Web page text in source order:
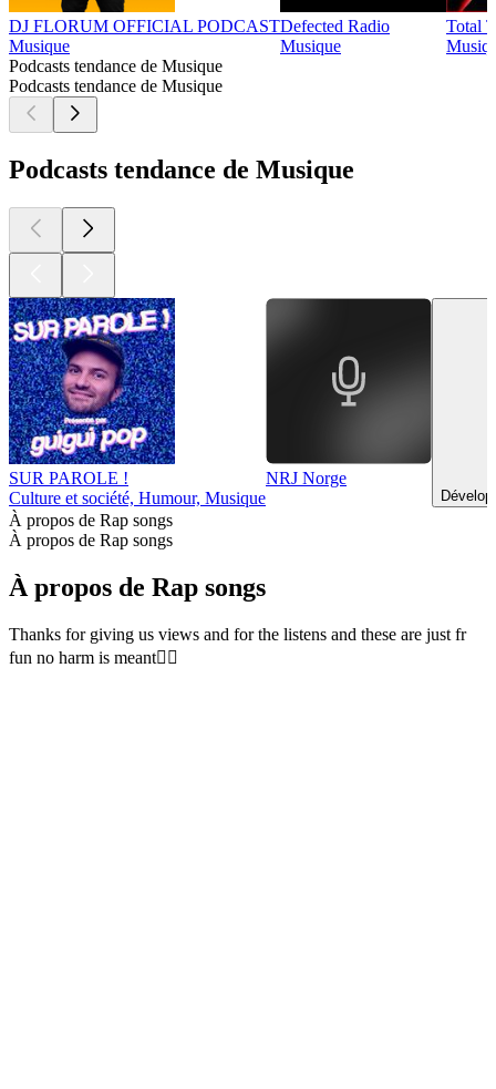
DJ FLORUM OFFICIAL PODCAST
Musique
Defected Radio
Musique
Total
Podcasts tendance de Musique
Podcasts tendance de Musique
Podcasts tendance de Musique
SUR PAROLE !
Culture et société, Humour, Musique
NRJ Norge
À propos de Rap songs
À propos de Rap songs
À propos de Rap songs
Thanks for giving us views and for the listens and these are just fr
fun no harm is meant👍🏼